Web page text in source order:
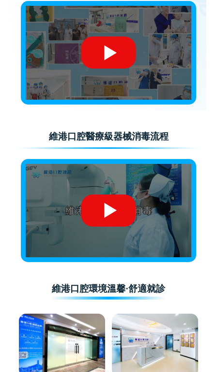
維港口腔醫療級器械消毒流程
維港口腔環境溫馨·舒適就診